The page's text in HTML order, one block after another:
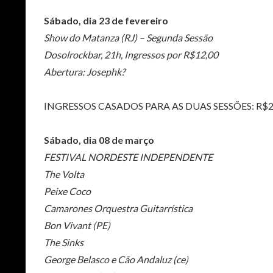
Sábado, dia 23 de fevereiro
Show do Matanza (RJ) – Segunda Sessão
Dosolrockbar, 21h, Ingressos por R$12,00
Abertura: Josephk?
INGRESSOS CASADOS PARA AS DUAS SESSÕES:
Sábado, dia 08 de março
FESTIVAL NORDESTE INDEPENDENTE
The Volta
Peixe Coco
Camarones Orquestra Guitarrística
Bon Vivant (PE)
The Sinks
George Belasco e Cão Andaluz (ce)